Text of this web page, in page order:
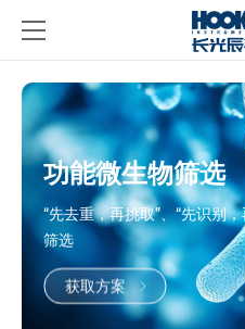
功能微生物筛选
“先去重，再挑取”、“先识别
筛选
获取方案